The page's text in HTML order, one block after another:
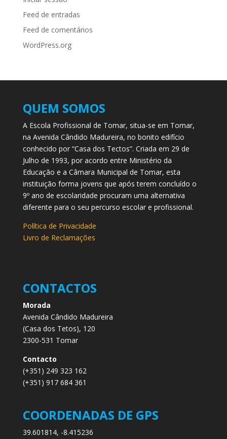
Feed de entradas
Feed de comentários
WordPress.org
QUEM SOMOS
A Escola Profissional de Tomar, situa-se em Tomar,
na Avenida Cândido Madureira, no bonito edifício
conhecido por “Casa dos Tectos”. Criada em 29 de
Julho de 1993, por acordo entre Ministério da
Educação e a Câmara Municipal de Tomar, esta
instituição forma jovens que após terem concluído o
9º ano de escolaridade procuram uma alternativa
diferente para o seu percurso escolar e profissional.
Política de Privacidade
Livro de Reclamações
CONTACTOS
Morada
Avenida Cândido Madureira
(Casa dos Tetos), 120
2300-531 Tomar
Contacto
(+351) 249 323 162
(+351) 917 684 361
COORDENADAS DE GPS
39.601814, -8.415236